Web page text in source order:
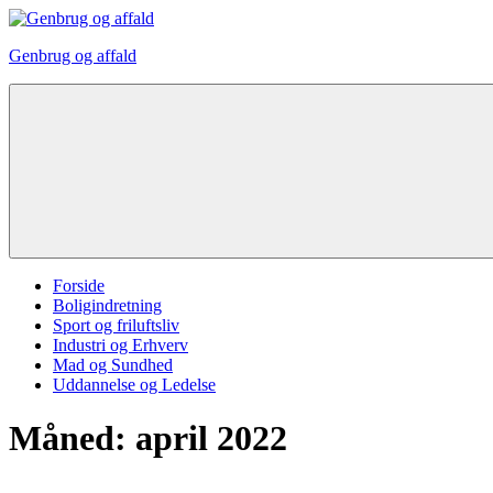
Videre
indhold
Genbrug og affald
Forside
Boligindretning
Sport og friluftsliv
Industri og Erhverv
Mad og Sundhed
Uddannelse og Ledelse
Måned: april 2022